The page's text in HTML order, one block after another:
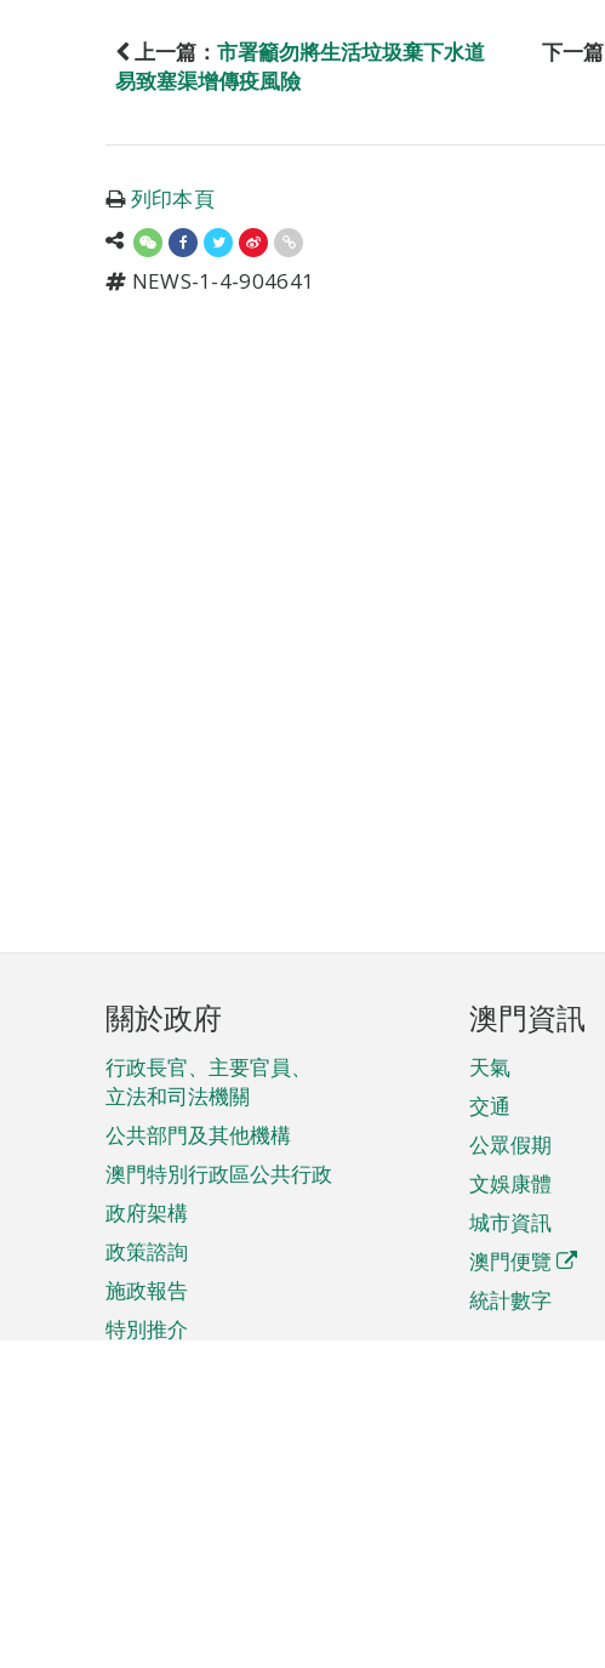
上一篇： 市署籲勿將生活垃圾棄下水道
易致塞渠增傳疫風險
下一篇
列印本頁
NEWS-1-4-904641
頁
腳
菜
單
關於政府
行政長官、主要官員、
立法和司法機關
公共部門及其他機構
澳門特別行政區公共行政
政府架構
政策諮詢
施政報告
特別推介
澳門資訊
天氣
交通
公眾假期
文娛康體
城市資訊
澳門便覽
統計數字